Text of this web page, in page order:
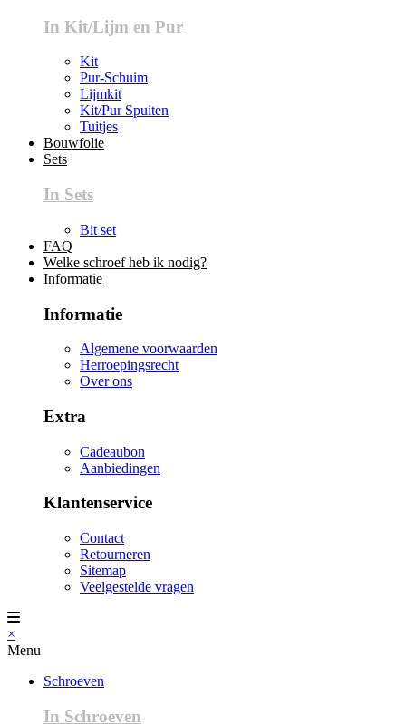
In Kit/Lijm en Pur
Kit
Pur-Schuim
Lijmkit
Kit/Pur Spuiten
Tuitjes
Bouwfolie
Sets
In Sets
Bit set
FAQ
Welke schroef heb ik nodig?
Informatie
Informatie
Algemene voorwaarden
Herroepingsrecht
Over ons
Extra
Cadeaubon
Aanbiedingen
Klantenservice
Contact
Retourneren
Sitemap
Veelgestelde vragen
×
Menu
Schroeven
In Schroeven